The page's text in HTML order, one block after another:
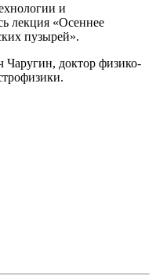
и
лекция «Осеннее
пузырей».
доктор физико-